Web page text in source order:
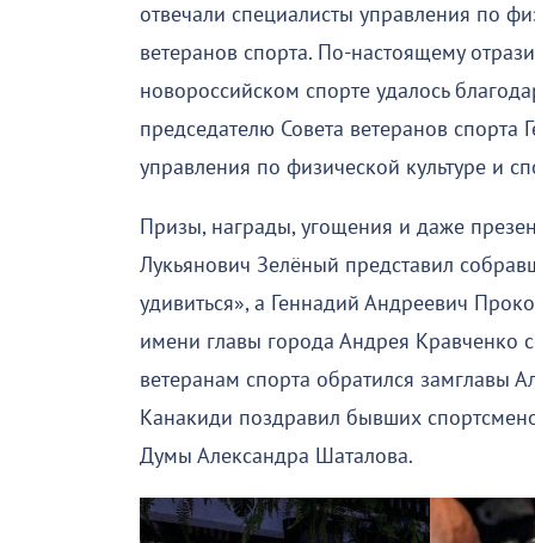
отвечали специалисты управления по
ветеранов спорта. По-настоящему
новороссийском спорте удалось
председателю Совета ветеранов
управления по физической культуре и
Призы, награды, угощения и даже
Лукьянович Зелёный представил
удивиться», а Геннадий Андреевич
имени главы города Андрея Кравченко
ветеранам спорта обратился замглавы
Канакиди поздравил бывших
Думы Александра Шаталова.